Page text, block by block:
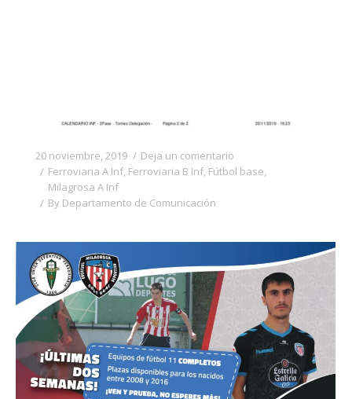
20 noviembre, 2019
Deja un comentario
Ferroviaria A Inf Ferroviaria B Inf Fútbol base
Milagrosa A Inf
By Departamento de Comunicación